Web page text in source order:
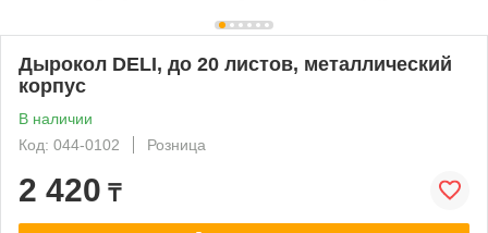
Дырокол DELI, до 20 листов, металлический
корпус
В наличии
Код: 044-0102
Розница
2 420 ₸